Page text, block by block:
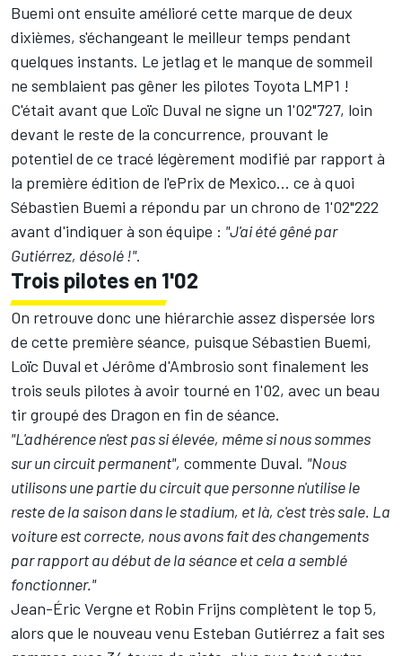
Buemi ont ensuite amélioré cette marque de deux
dixièmes, s'échangeant le meilleur temps pendant
quelques instants. Le jetlag et le manque de sommeil
ne semblaient pas gêner les pilotes Toyota LMP1 !
C'était avant que Loïc Duval ne signe un 1'02"727, loin
devant le reste de la concurrence, prouvant le
potentiel de ce tracé légèrement modifié par rapport à
la première édition de l'ePrix de Mexico... ce à quoi
Sébastien Buemi a répondu par un chrono de 1'02"222
avant d'indiquer à son équipe : "J'ai été gêné par
Gutiérrez, désolé !".
Trois pilotes en 1'02
On retrouve donc une hiérarchie assez dispersée lors
de cette première séance, puisque Sébastien Buemi,
Loïc Duval et Jérôme d'Ambrosio sont finalement les
trois seuls pilotes à avoir tourné en 1'02, avec un beau
tir groupé des Dragon en fin de séance.
"L'adhérence n'est pas si élevée, même si nous sommes
sur un circuit permanent", commente Duval. "Nous
utilisons une partie du circuit que personne n'utilise le
reste de la saison dans le stadium, et là, c'est très sale. La
voiture est correcte, nous avons fait des changements
par rapport au début de la séance et cela a semblé
fonctionner."
Jean-Éric Vergne et Robin Frijns complètent le top 5,
alors que le nouveau venu Esteban Gutiérrez a fait ses